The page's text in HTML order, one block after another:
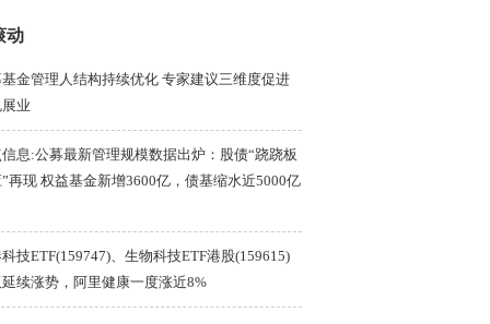
动
金管理人结构持续优化 专家建议三维度促进
业
息:公募最新管理规模数据出炉：股债“跷跷板
再现 权益基金新增3600亿，债基缩水近5000亿
技ETF(159747)、生物科技ETF港股(159615)
续涨势，阿里健康一度涨近8%